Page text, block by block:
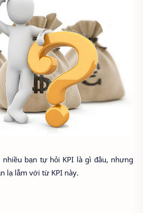
nhiều bạn tự hỏi KPI là gì đâu, nhưng
lạ lẫm với từ KPI này.